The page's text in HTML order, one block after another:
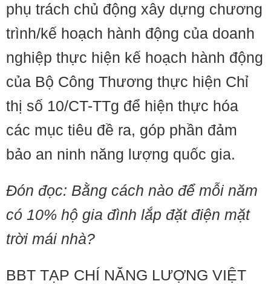
phụ trách chủ động xây dựng chương
trình/kế hoạch hành động của doanh
nghiệp thực hiện kế hoạch hành động
của Bộ Công Thương thực hiện Chỉ
thị số 10/CT-TTg để hiện thực hóa
các mục tiêu đề ra, góp phần đảm
bảo an ninh năng lượng quốc gia.
Đón đọc: Bằng cách nào để mỗi năm
có 10% hộ gia đình lắp đặt điện mặt
trời mái nhà?
BBT TẠP CHÍ NĂNG LƯỢNG VIỆT